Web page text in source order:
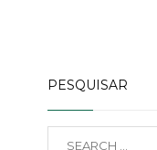
PESQUISAR